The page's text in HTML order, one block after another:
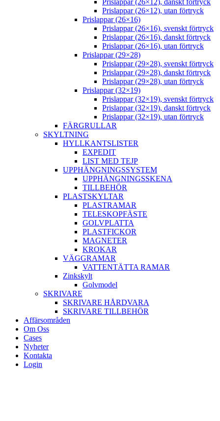
Prislappar (26×12), danskt förtryck
Prislappar (26×12), utan förtryck
Prislappar (26×16)
Prislappar (26×16), svenskt förtryck
Prislappar (26×16), danskt förtryck
Prislappar (26×16), utan förtryck
Prislappar (29×28)
Prislappar (29×28), svenskt förtryck
Prislappar (29×28), danskt förtryck
Prislappar (29×28), utan förtryck
Prislappar (32×19)
Prislappar (32×19), svenskt förtryck
Prislappar (32×19), danskt förtryck
Prislappar (32×19), utan förtryck
FÄRGRULLAR
SKYLTNING
HYLLKANTSLISTER
EXPEDIT
LIST MED TEJP
UPPHÄNGNINGSSYSTEM
UPPHÄNGNINGSSKENA
TILLBEHÖR
PLASTSKYLTAR
PLASTRAMAR
TELESKOPFÄSTE
GOLVPLATTA
PLASTFICKOR
MAGNETER
KROKAR
VÄGGRAMAR
VATTENTÄTTA RAMAR
Zinkskylt
Golvmodel
SKRIVARE
SKRIVARE HÅRDVARA
SKRIVARE TILLBEHÖR
Affärsområden
Om Oss
Cases
Nyheter
Kontakta
Login